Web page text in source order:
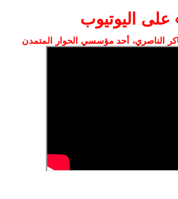
على اليوتيوب
الناصري، أحد مؤسسي الحوار المتمدن